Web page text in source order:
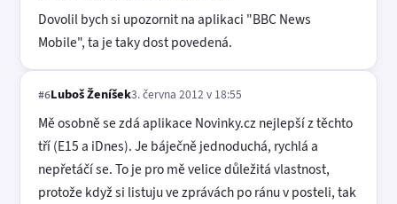
Dovolil bych si upozornit na aplikaci "BBC News
Mobile", ta je taky dost povedená.
#6Luboš Ženíšek3. června 2012 v 18:55
Mě osobně se zdá aplikace Novinky.cz nejlepší z těchto
tří (E15 a iDnes). Je báječně jednoduchá, rychlá a
nepřetáčí se. To je pro mě velice důležitá vlastnost,
protože když si listuju ve zprávách po ránu v posteli, tak